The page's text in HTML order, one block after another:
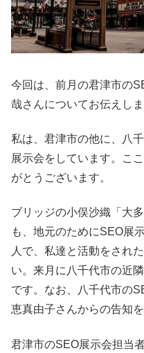
今回は、前月の君津市の
哉さんについてお伝えしま
私は、君津市の他に、八
展示会をしています。こ
がとうございます。
ブリッジの小俣沙織「大
も、地元のためにSEO展
人で、私達と活動をされ
い。来月に八千代市の近
です。なお、八千代市の
恵真由子さんからの告知
君津市のSEO展示会担当